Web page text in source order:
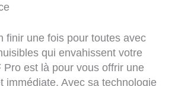
finir une fois pour toutes avec
qui envahissent votre
Pro est là pour vous offrir une
immédiate. Avec sa technologie